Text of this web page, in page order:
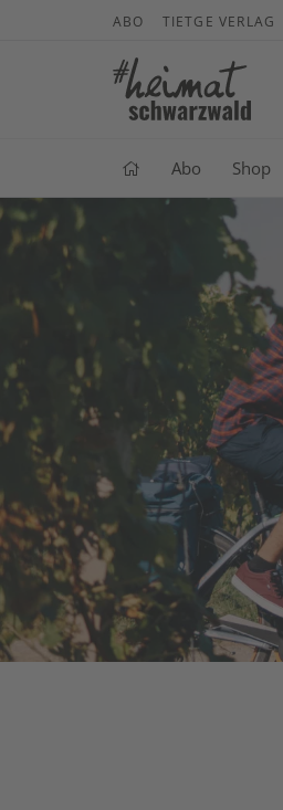
ABO TIETGE VERLAG
Abo Shop